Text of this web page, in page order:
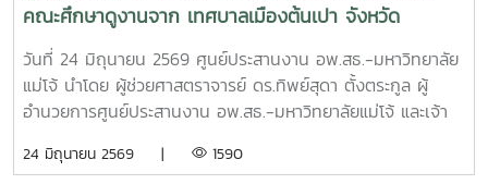
คณะศึกษาดูงานจาก เทศบาลเมืองต้นเปา จังหวัด
เชียงใหม่
วันที่ 24 มิถุนายน 2569 ศูนย์ประสานงาน อพ.สธ.-มหาวิทยาลัย
แม่โจ้ นำโดย ผู้ช่วยศาสตราจารย์ ดร.ทิพย์สุดา ตั้งตระกูล ผู้
อำนวยการศูนย์ประสานงาน อพ.สธ.-มหาวิทยาลัยแม่โจ้ และเจ้า
คณะศึกษาดูงานจาก เทศบาลเมืองต้นเปา จังหวัดเชียงใหม่ นำ
24 มิถุนายน 2569 | 1590